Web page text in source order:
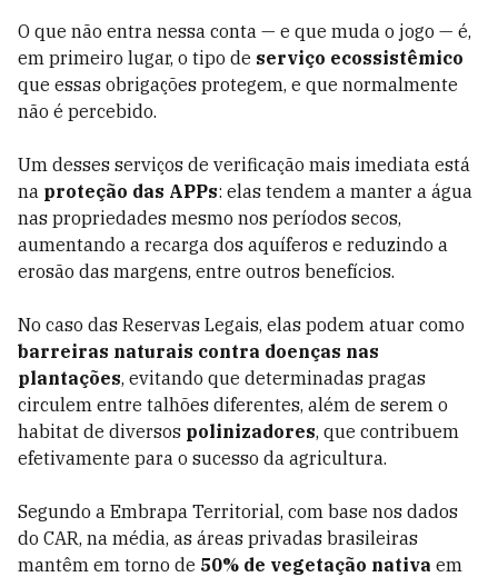
O que não entra nessa conta — e que muda o jogo — é,
em primeiro lugar, o tipo de serviço ecossistêmico
que essas obrigações protegem, e que normalmente
não é percebido.
Um desses serviços de verificação mais imediata está
na proteção das APPs: elas tendem a manter a água
nas propriedades mesmo nos períodos secos,
aumentando a recarga dos aquíferos e reduzindo a
erosão das margens, entre outros benefícios.
No caso das Reservas Legais, elas podem atuar como
barreiras naturais contra doenças nas
plantações, evitando que determinadas pragas
circulem entre talhões diferentes, além de serem o
habitat de diversos polinizadores, que contribuem
efetivamente para o sucesso da agricultura.
Segundo a Embrapa Territorial, com base nos dados
do CAR, na média, as áreas privadas brasileiras
mantêm em torno de 50% de vegetação nativa em